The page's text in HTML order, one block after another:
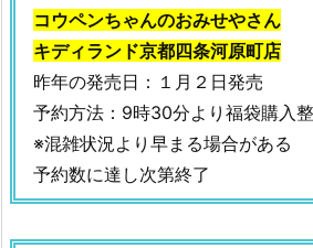
袋
2
0
2』：
ま
と
め
コウペンちゃんのおみせやさん
キディランド京都四条河原町店
昨年の発売日：１月２日発売
予約方法：9時30分より福袋購入
※混雑状況より早まる場合がある
予約数に達し次第終了